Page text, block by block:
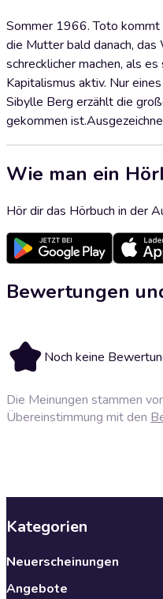
Sommer 1966. Toto kommt
die Mutter bald danach,
schrecklicher machen, als
Kapitalismus aktiv. Nur
Sibylle Berg erzählt die
gekommen
Wie man ein
Hör dir das Hörbuch in der
Bewertungen
Noch keine
Die Meinungen stammen
Übereinstimmung mit den
Kategorien
Neuerscheinungen
Angebote